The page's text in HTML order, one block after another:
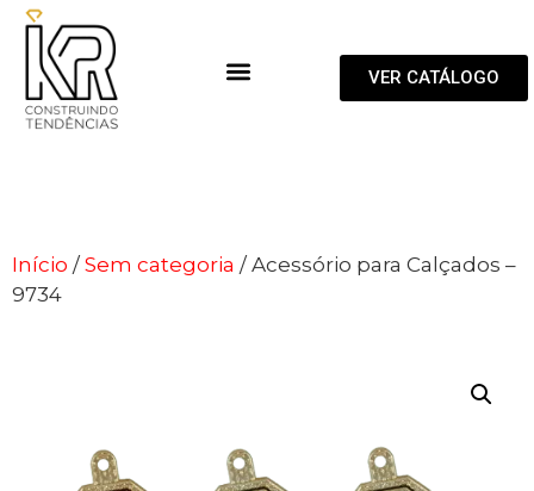
VER CATÁLOGO
Início /Sem categoria / Acessório para Calçados –
9734